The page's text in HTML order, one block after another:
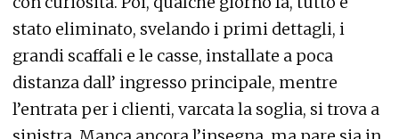
stato eliminato, svelando i primi dettagli, i
grandi scaffali e le casse, installate a poca
distanza dall’ ingresso principale, mentre
l’entrata per i clienti, varcata la soglia, si trova a